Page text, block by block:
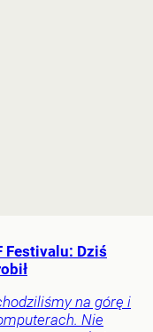
Festivalu: Dziś
na górę i
Nie